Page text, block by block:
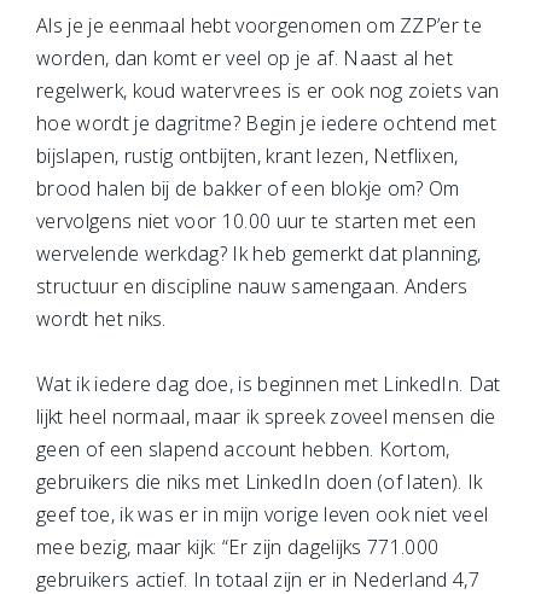
Als je je eenmaal hebt voorgenomen om ZZP’er te
worden, dan komt er veel op je af. Naast al het
regelwerk, koud watervrees is er ook nog zoiets van
hoe wordt je dagritme? Begin je iedere ochtend met
bijslapen, rustig ontbijten, krant lezen, Netflixen,
brood halen bij de bakker of een blokje om? Om
vervolgens niet voor 10.00 uur te starten met een
wervelende werkdag? Ik heb gemerkt dat planning,
structuur en discipline nauw samengaan. Anders
wordt het niks.
Wat ik iedere dag doe, is beginnen met LinkedIn. Dat
lijkt heel normaal, maar ik spreek zoveel mensen die
geen of een slapend account hebben. Kortom,
gebruikers die niks met LinkedIn doen (of laten). Ik
geef toe, ik was er in mijn vorige leven ook niet veel
mee bezig, maar kijk: “Er zijn dagelijks 771.000
gebruikers actief. In totaal zijn er in Nederland 4,7